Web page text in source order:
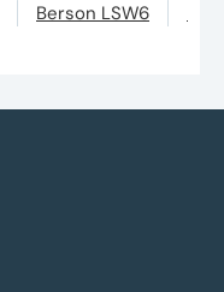
Berson LSW6